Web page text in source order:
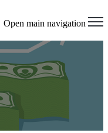
Open main navigation